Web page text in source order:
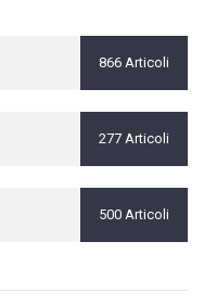
866 Articoli
277 Articoli
500 Articoli